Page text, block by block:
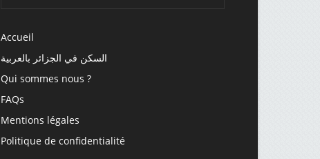
Accueil
السكن في الجزائر بالعربية
Qui sommes nous ?
FAQs
Mentions légales
Politique de confidentialité